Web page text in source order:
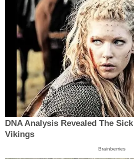
DNA Analysis Revealed The
Vikings
Brainberries